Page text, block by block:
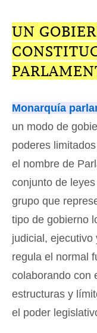
UN
Monarquía
un modo de
poderes
el nombre de
conjunto de
grupo que
tipo de gobierno
judicial,
regula el normal
colaborando con
estructuras y
el poder